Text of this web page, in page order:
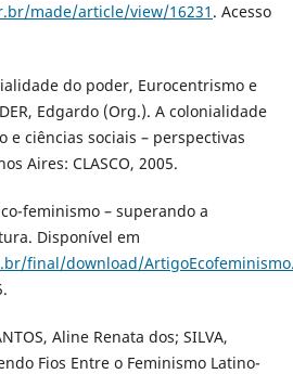
made/article/view/16231 . Acesso
do poder, Eurocentrismo e
Edgardo (Org.). A colonialidade
e ciências sociais – perspectivas
Aires: CLASCO, 2005.
feminismo – superando a
Disponível em
final/download/
Aline Renata dos; SILVA,
Fios Entre o Feminismo Latino-